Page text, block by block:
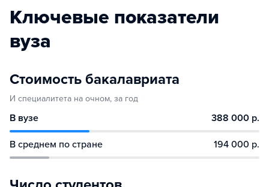
Ключевые показатели
вуза
Стоимость бакалавриата
И специалитета на очном, за год
В вузе 388 000 р.
В среднем по стране 194 000 р.